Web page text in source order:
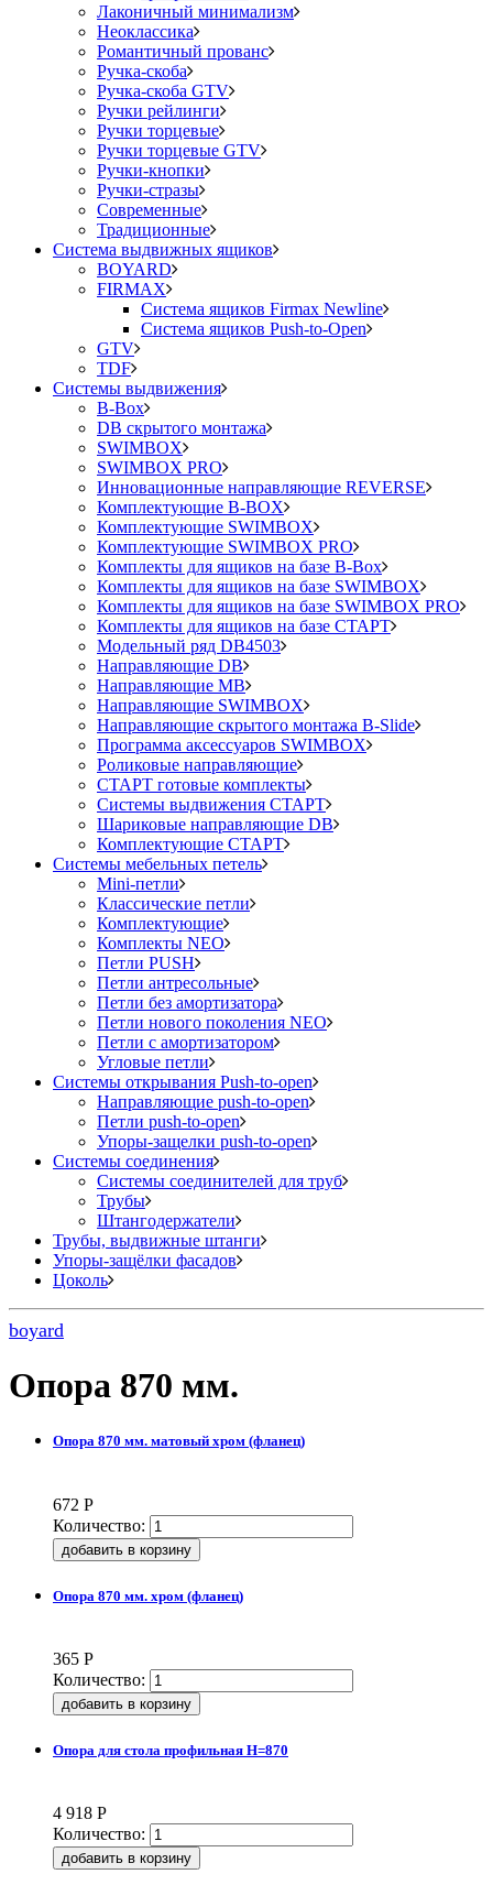
Лаконичный минимализм
Неоклассика
Романтичный прованс
Ручка-скоба
Ручка-скоба GTV
Ручки рейлинги
Ручки торцевые
Ручки торцевые GTV
Ручки-кнопки
Ручки-стразы
Современные
Традиционные
Система выдвижных ящиков
BOYARD
FIRMAX
Система ящиков Firmax Newline
Система ящиков Push-to-Open
GTV
TDF
Системы выдвижения
B-Box
DB скрытого монтажа
SWIMBOX
SWIMBOX PRO
Инновационные направляющие REVERSE
Комплектующие B-BOX
Комплектующие SWIMBOX
Комплектующие SWIMBOX PRO
Комплекты для ящиков на базе B-Box
Комплекты для ящиков на базе SWIMBOX
Комплекты для ящиков на базе SWIMBOX PRO
Комплекты для ящиков на базе СТАРТ
Модельный ряд DB4503
Направляющие DB
Направляющие MB
Направляющие SWIMBOX
Направляющие скрытого монтажа B-Slide
Программа аксессуаров SWIMBOX
Роликовые направляющие
СТАРТ готовые комплекты
Системы выдвижения СТАРТ
Шариковые направляющие DB
Комплектующие СТАРТ
Системы мебельных петель
Mini-петли
Классические петли
Комплектующие
Комплекты NEO
Петли PUSH
Петли антресольные
Петли без амортизатора
Петли нового поколения NEO
Петли с амортизатором
Угловые петли
Системы открывания Push-to-open
Направляющие push-to-open
Петли push-to-open
Упоры-защелки push-to-open
Системы соединения
Системы соединителей для труб
Трубы
Штангодержатели
Трубы, выдвижные штанги
Упоры-защёлки фасадов
Цоколь
boyard
Опора 870 мм.
Опора 870 мм. матовый хром (фланец)
672 Р
Количество:
Опора 870 мм. хром (фланец)
365 Р
Количество:
Опора для стола профильная Н=870
4 918 Р
Количество: